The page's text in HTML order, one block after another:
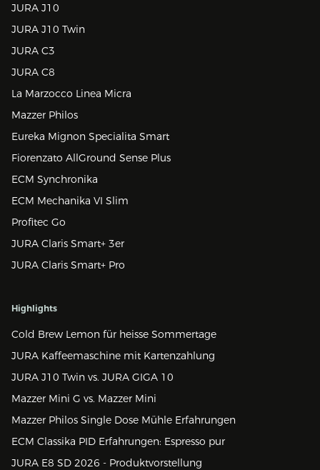
JURA J10
JURA J10 Twin
JURA C3
JURA C8
La Marzocco Linea Micra
Mazzer Philos
Eureka Mignon Specialita Smart
Fiorenzato AllGround Sense Plus
ECM Synchronika
ECM Mechanika VI Slim
Profitec Go
JURA Claris Smart+ 3er
JURA Claris Smart+ Pro
Highlights
Cold Brew Lemon für heisse Sommertage
JURA Kaffeemaschine mit Kartenzahlung
JURA J10 Twin vs. JURA GIGA 10
Mazzer Mini G vs. Mazzer Mini
Mazzer Philos Single Dose Mühle Erfahrungen
ECM Classika PID Erfahrungen: Espresso pur
JURA E8 SD 2026 - Produktvorstellung